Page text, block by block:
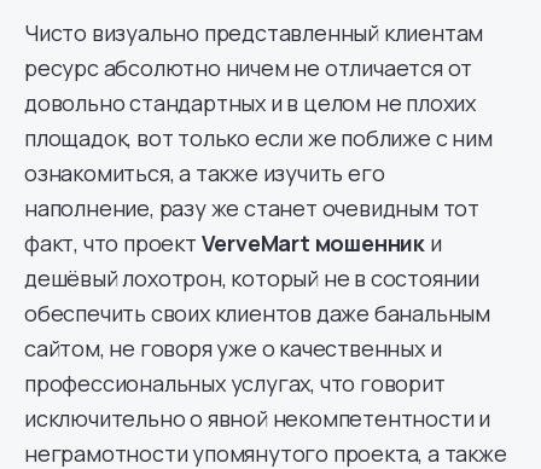
Чисто визуально представленный клиентам
ресурс абсолютно ничем не отличается от
довольно стандартных и в целом не плохих
площадок, вот только если же поближе с ним
ознакомиться, а также изучить его
наполнение, разу же станет очевидным тот
факт, что проект VerveMart мошенник и
дешёвый лохотрон, который не в состоянии
обеспечить своих клиентов даже банальным
сайтом, не говоря уже о качественных и
профессиональных услугах, что говорит
исключительно о явной некомпетентности и
неграмотности упомянутого проекта, а также